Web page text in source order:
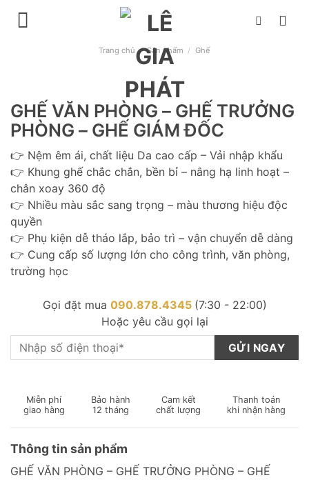
đến
Trang chủ / Sản phẩm / Ghế
GHẾ VĂN PHÒNG – GHẾ TRƯỞNG
PHÒNG – GHẾ GIÁM ĐỐC
👉 Nệm êm ái, chất liệu Da cao cấp – Vải nhập khẩu
👉 Khung ghế chắc chắn, bền bỉ – nâng hạ linh hoạt –
chân xoay 360 độ
👉 Nhiều màu sắc sang trọng – màu thương hiệu độc
quyền
👉 Phụ kiện dễ tháo lắp, bảo trì – vận chuyển dễ dàng
👉 Cung cấp số lượng lớn cho công trình, văn phòng,
trường học
Gọi đặt mua 090.878.4345 (7:30 - 22:00)
Hoặc yêu cầu gọi lại
Miễn phí
giao hàng
Bảo hành
12 tháng
Cam kết
chất lượng
Thanh toán
khi nhận hàng
Thông tin sản phẩm
GHẾ VĂN PHÒNG – GHẾ TRƯỞNG PHÒNG – GHẾ